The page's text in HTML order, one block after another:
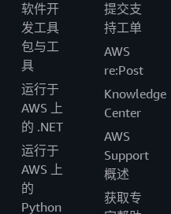
软件开
发工具
包与工
具
运行于
AWS 上
的 .NET
运行于
AWS 上
的
Python
提交支
持工单
AWS
re:Post
Knowledge
Center
AWS
Support
概述
获取专